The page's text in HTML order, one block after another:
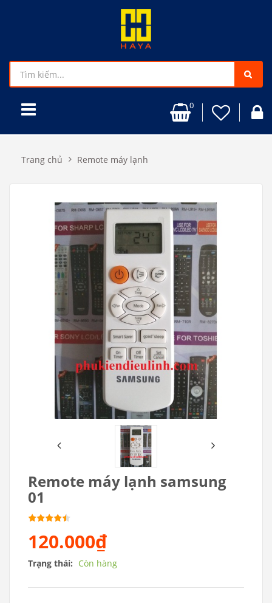
0
Trang chủ Remote máy lạnh
Remote máy lạnh samsung
01
120.000₫
Trạng thái: Còn hàng